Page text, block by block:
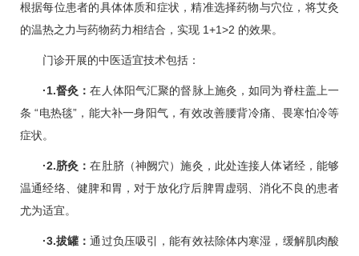
根据每位患者的具体体质和症状，精准选择药物与穴位，将艾灸
的温热之力与药物药力相结合，实现 1+1>2 的效果。
门诊开展的中医适宜技术包括：
·1.督灸：在人体阳气汇聚的督脉上施灸，如同为脊柱盖上一
条 “电热毯”，能大补一身阳气，有效改善腰背冷痛、畏寒怕冷等
症状。
·2.脐灸：在肚脐（神阙穴）施灸，此处连接人体诸经，能够
温通经络、健脾和胃，对于放化疗后脾胃虚弱、消化不良的患者
尤为适宜。
·3.拔罐：通过负压吸引，能有效祛除体内寒湿，缓解肌肉酸